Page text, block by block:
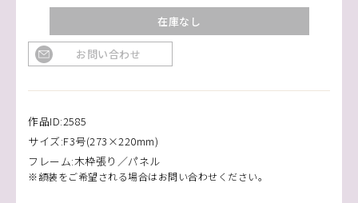
在庫なし
お問い合わせ
作品ID:2585
サイズ:F3号(273×220mm)
フレーム:木枠張り／パネル
※額装をご希望される場合はお問い合わせください。